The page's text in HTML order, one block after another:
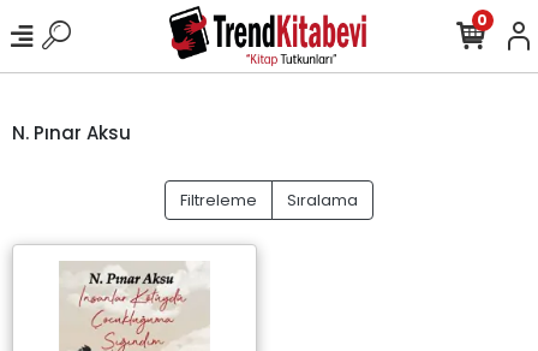
0
N. Pınar Aksu
Filtreleme Sıralama